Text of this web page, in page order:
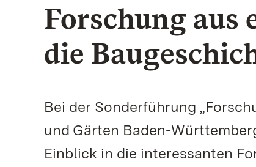
Forschung
die
Bei der Sonderführung
und Gärten Baden-
Einblick in die interessanten